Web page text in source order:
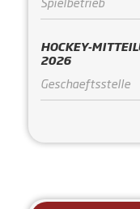
HOCKEY-
2026
Geschaeftsstelle